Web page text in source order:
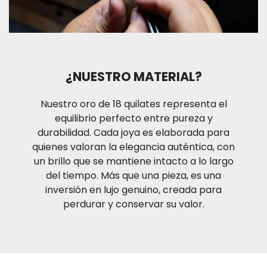
aproximadamente de uno (1) a tres (3) días hábiles
para las ciudades de Medellín y Bogotá D.C. ; dos (2)
condiciones de operación normal. Recuerda que si
estas ubicado en la ciudad de Medellín te puedes
también acercar a nuestro punto de venta ubicado
Calle 48#53-39 Local 130
¿NUESTRO MATERIAL?
Nuestro oro de 18 quilates representa el
equilibrio perfecto entre pureza y
durabilidad. Cada joya es elaborada para
quienes valoran la elegancia auténtica, con
un brillo que se mantiene intacto a lo largo
del tiempo. Más que una pieza, es una
inversión en lujo genuino, creada para
perdurar y conservar su valor.